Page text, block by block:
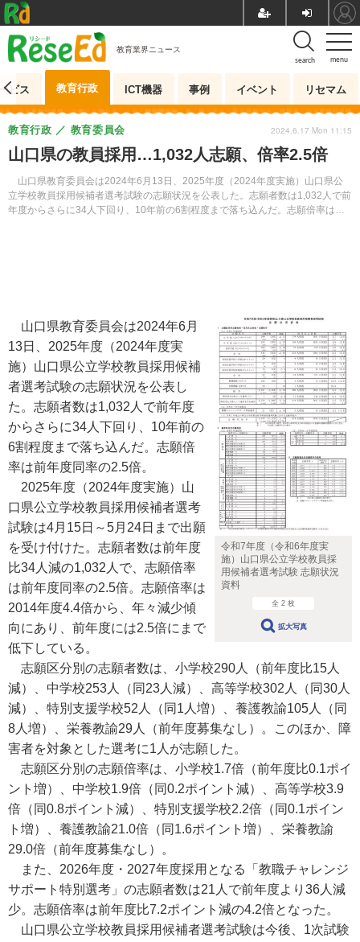
menu
search
教育業界ニュース
ビス 教育行政 ICT機器 事例 イベント リセマム
山口県の教員採用…1,032人志願、倍率2.5倍
山口県教育委員会は2024年6月13日、2025年度（2024年度実施）山口県公
立学校教員採用候補者選考試験の志願状況を公表した。志願者数は1,032人で前
年度からさらに34人下回り、10年前の6割程度まで落ち込んだ。志願倍率は前
教育行政 教育委員会 2024.6.17 Mon 11:15
令和7年度（令和6年度実
施）山口県公立学校教員採
用候補者選考試験 志願状況
資料
全 2 枚
拡大写真
山口県教育委員会は2024年6月
13日、2025年度（2024年度実
施）山口県公立学校教員採用候補
者選考試験の志願状況を公表し
た。志願者数は1,032人で前年度
からさらに34人下回り、10年前の
6割程度まで落ち込んだ。志願倍
率は前年度同率の2.5倍。
2025年度（2024年度実施）山
口県公立学校教員採用候補者選考
試験は4月15日～5月24日まで出願
を受け付けた。志願者数は前年度
比34人減の1,032人で、志願倍率
は前年度同率の2.5倍。志願倍率は
2014年度4.4倍から、年々減少傾
向にあり、前年度には2.5倍にまで
低下している。
志願区分別の志願者数は、小学校290人（前年度比15人
減）、中学校253人（同23人減）、高等学校302人（同30人
減）、特別支援学校52人（同1人増）、養護教諭105人（同
8人増）、栄養教諭29人（前年度募集なし）。このほか、障
害者を対象とした選考に1人が志願した。
志願区分別の志願倍率は、小学校1.7倍（前年度比0.1ポイ
ント増）、中学校1.9倍（同0.2ポイント減）、高等学校3.9
倍（同0.8ポイント減）、特別支援学校2.2倍（同0.1ポイン
ト増）、養護教諭21.0倍（同1.6ポイント増）、栄養教諭
29.0倍（前年度募集なし）。
また、2026年度・2027年度採用となる「教職チャレンジ
サポート特別選考」の志願者数は21人で前年度より36人減
少。志願倍率は前年度比7.2ポイント減の4.2倍となった。
山口県公立学校教員採用候補者選考試験は今後、1次試験